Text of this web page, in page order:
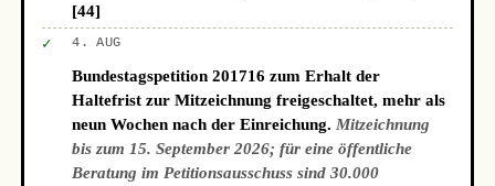
[44]
✓ 4. AUG
Bundestagspetition 201716 zum Erhalt der
Haltefrist zur Mitzeichnung freigeschaltet, mehr als
neun Wochen nach der Einreichung. Mitzeichnung
bis zum 15. September 2026; für eine öffentliche
Beratung im Petitionsausschuss sind 30.000